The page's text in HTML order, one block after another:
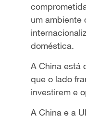
um ambiente
doméstica.
A China está
que o lado
investirem e
A China e a